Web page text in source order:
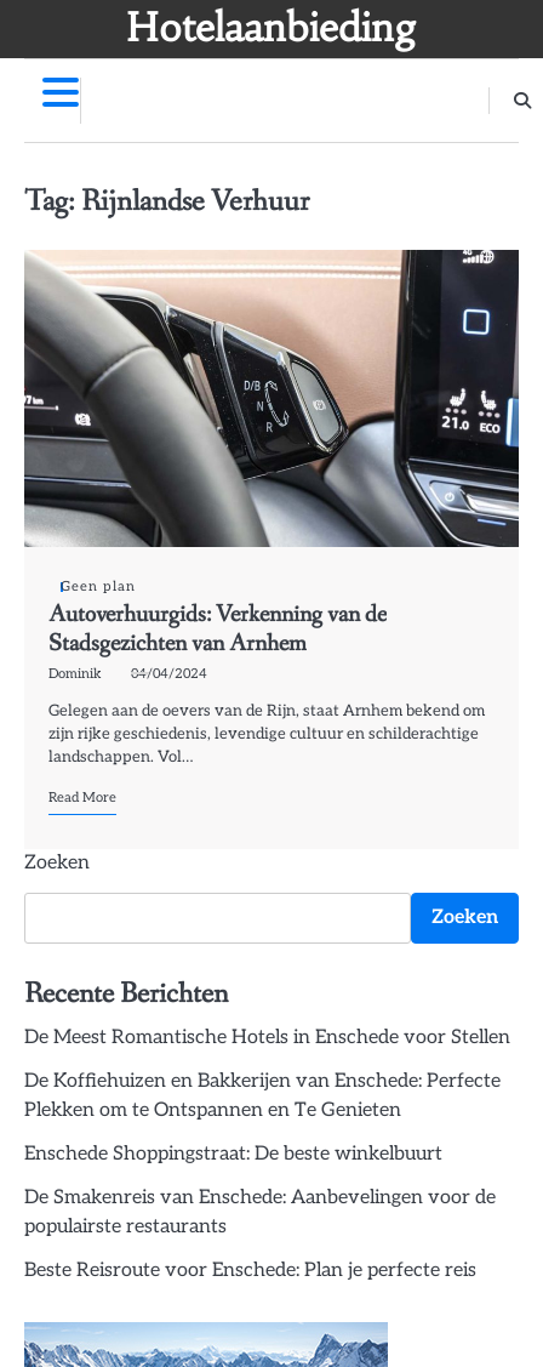
Hotelaanbieding
Tag: Rijnlandse Verhuur
Geen plan
Autoverhuurgids: Verkenning van de
Stadsgezichten van Arnhem
Dominik 04/04/2024
Gelegen aan de oevers van de Rijn, staat Arnhem bekend om
zijn rijke geschiedenis, levendige cultuur en schilderachtige
landschappen. Vol…
Read More
Zoeken
Zoeken
Recente Berichten
De Meest Romantische Hotels in Enschede voor Stellen
De Koffiehuizen en Bakkerijen van Enschede: Perfecte
Plekken om te Ontspannen en Te Genieten
Enschede Shoppingstraat: De beste winkelbuurt
De Smakenreis van Enschede: Aanbevelingen voor de
populairste restaurants
Beste Reisroute voor Enschede: Plan je perfecte reis